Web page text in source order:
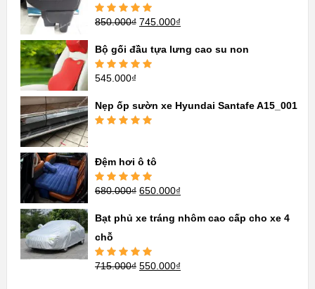
Được xếp
850.000₫ 745.000₫
Bộ gối đầu tựa lưng cao su non
Được xếp
545.000₫
Nẹp ốp sườn xe Hyundai Santafe A15_001
Đệm hơi ô tô
Được xếp
680.000₫ 650.000₫
Bạt phủ xe tráng nhôm cao cấp cho xe 4
chỗ
Được xếp
715.000₫ 550.000₫